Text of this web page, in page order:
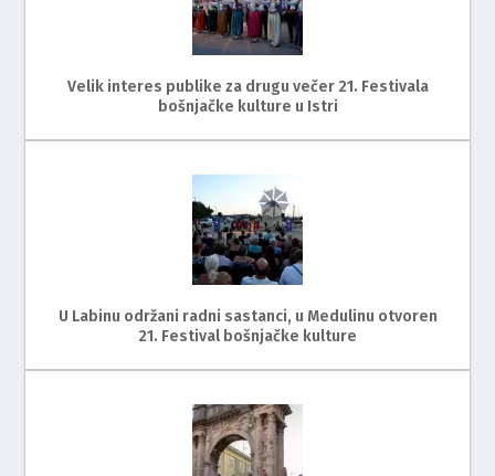
Velik interes publike za drugu večer 21. Festivala
bošnjačke kulture u Istri
U Labinu održani radni sastanci, u Medulinu otvoren
21. Festival bošnjačke kulture